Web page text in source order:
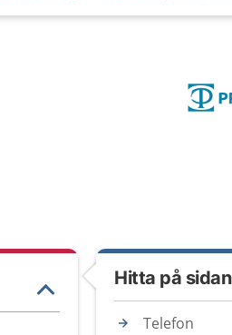
Hitta på sidan
Telefon